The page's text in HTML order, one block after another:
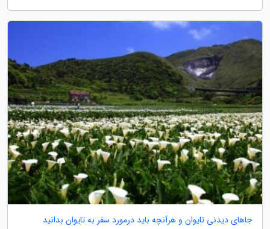
جاهای دیدنی تایوان و هرآنچه باید درمورد سفر به تایوان بدانید